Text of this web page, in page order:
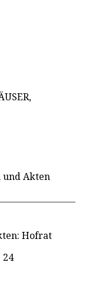
und Akten
Hofrat
24